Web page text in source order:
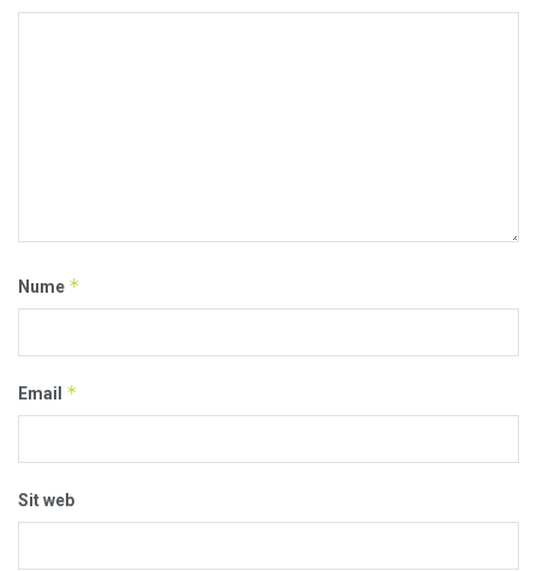
Nume *
Email *
Sit web